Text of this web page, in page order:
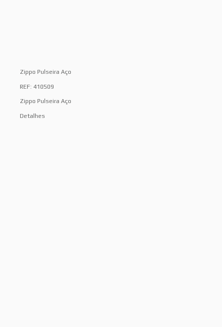
Zippo Pulseira Aço
REF: 410509
Zippo Pulseira Aço
Detalhes